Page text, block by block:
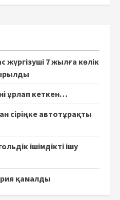
7 жылға көлік
ұрлап кеткен…
сіріңке автотұрақты
ішімдікті ішу
қамалды